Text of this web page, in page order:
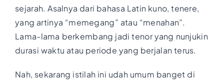
sejarah. Asalnya dari bahasa Latin kuno, tenere,
yang artinya “memegang” atau “menahan”.
Lama-lama berkembang jadi tenor yang nunjukin
durasi waktu atau periode yang berjalan terus.
Nah, sekarang istilah ini udah umum banget di